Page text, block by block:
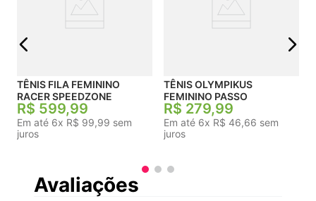
TÊNIS FILA FEMININO
RACER SPEEDZONE
☆ ☆☆☆
R$ 599 ,99
Em até
TÊNIS OLYMPIKUS
FEMININO PASSO
R$ 279,99
Em até 6x R$ 46,66 sem
juros